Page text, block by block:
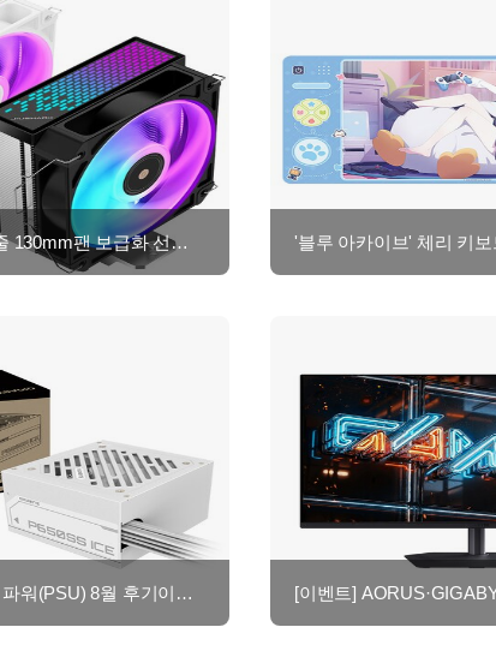
뜨거운 여름을 식혀줄 130mm팬 보급화 선언! JF160R Quiet
[이벤트] GIGABYTE 파워(PSU) 8월 후기이벤트 - 최대 네이버페이 2만원!